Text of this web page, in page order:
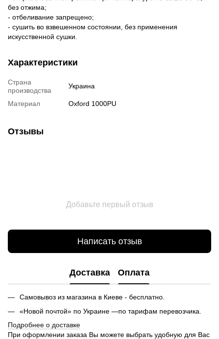
без отжима;
- отбеливание запрещено;
- сушить во взвешенном состоянии, без применения
искусственной сушки.
Характеристики
Страна
производства
Украина
Материал Oxford 1000PU
Отзывы
Добавьте первый отзыв
Написать отзыв
Доставка Оплата
Самовывоз из магазина в Киеве - бесплатно.
«Новой почтой» по Украине —по тарифам перевозчика.
Подробнее о доставке
При оформлении заказа Вы можете выбрать удобную для Вас